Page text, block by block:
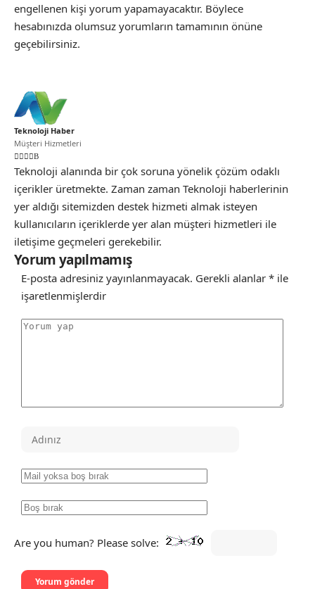
engellenen kişi yorum yapamayacaktır. Böylece
hesabınızda olumsuz yorumların tamamının önüne
geçebilirsiniz.
Teknoloji Haber
Müşteri Hizmetleri
Teknoloji alanında bir çok soruna yönelik çözüm odaklı
içerikler üretmekte. Zaman zaman Teknoloji haberlerinin
yer aldığı sitemizden destek hizmeti almak isteyen
kullanıcıların içeriklerde yer alan müşteri hizmetleri ile
iletişime geçmeleri gerekebilir.
Yorum yapılmamış
E-posta adresiniz yayınlanmayacak. Gerekli alanlar * ile
işaretlenmişlerdir
Are you human? Please solve: